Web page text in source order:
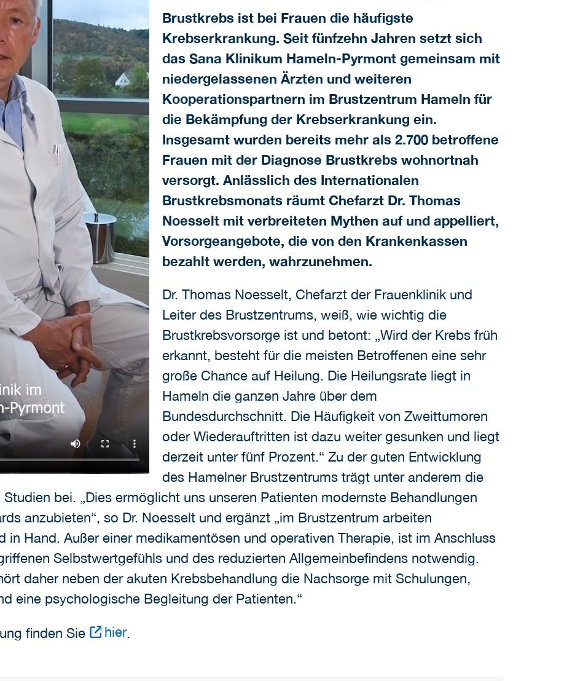
Brustkrebs ist bei Frauen die häufigste
Krebserkrankung. Seit fünfzehn Jahren setzt sich
das Sana Klinikum Hameln-Pyrmont gemeinsam mit
niedergelassenen Ärzten und weiteren
Kooperationspartnern im Brustzentrum Hameln für
die Bekämpfung der Krebserkrankung ein.
Insgesamt wurden bereits mehr als 2.700 betroffene
Frauen mit der Diagnose Brustkrebs wohnortnah
versorgt. Anlässlich des Internationalen
Brustkrebsmonats räumt Chefarzt Dr. Thomas
Noesselt mit verbreiteten Mythen auf und appelliert,
Vorsorgeangebote, die von den Krankenkassen
bezahlt werden, wahrzunehmen.
Dr. Thomas Noesselt, Chefarzt der Frauenklinik und
Leiter des Brustzentrums, weiß, wie wichtig die
Brustkrebsvorsorge ist und betont: „Wird der Krebs früh
erkannt, besteht für die meisten Betroffenen eine sehr
große Chance auf Heilung. Die Heilungsrate liegt in
Hameln die ganzen Jahre über dem
Bundesdurchschnitt. Die Häufigkeit von Zweittumoren
oder Wiederauftritten ist dazu weiter gesunken und liegt
derzeit unter fünf Prozent.“ Zu der guten Entwicklung
des Hamelner Brustzentrums trägt unter anderem die
bei. „Dies ermöglicht uns unseren Patienten modernste Behandlungen
anzubieten“, so Dr. Noesselt und ergänzt „im Brustzentrum arbeiten
in Hand. Außer einer medikamentösen und operativen Therapie, ist im Anschluss
Selbstwertgefühls und des reduzierten Allgemeinbefindens notwendig.
daher neben der akuten Krebsbehandlung die Nachsorge mit Schulungen,
eine psychologische Begleitung der Patienten.“
finden Sie hier.